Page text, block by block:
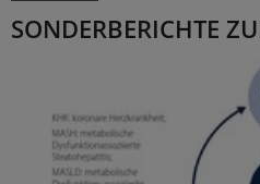
SONDERBERICHTE